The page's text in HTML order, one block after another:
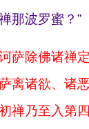
那波罗蜜？”
萨除佛诸禅
离诸欲、诸
禅乃至入第